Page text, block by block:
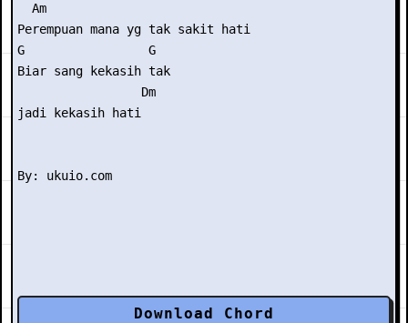
  Am
Perempuan mana yg tak sakit hati
G                 G
Biar sang kekasih tak
                 Dm
jadi kekasih hati
Download Chord